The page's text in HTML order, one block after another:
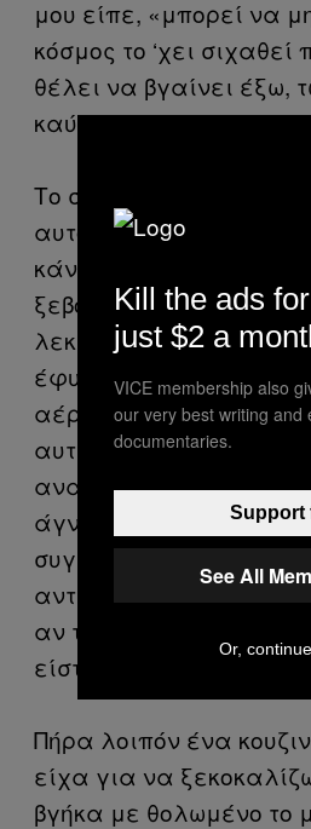
μου είπε, «μπορεί να
κόσμος το ‘χει σιχαθεί
θέλει να βγαίνει έξω,
καύσωνα τρέχουν όλοι
Το σιχάθηκε; Πότε
αυτός ο τεχνικός από
κάνει λάικ σε σέλφι
ξεβουλώνουν σιφώνια
λεκάνες; Μην
έφυγε, ένιωσα τον θυμό
αέρας και να πιέζει
αυτιά μου. Οργή με
αναισθησία του
άγνωστοι, αλλά οι φίλοι
συγγενείς; Τίποτα;
αντιδράσει στο μήνυμα
αν το είχα κάνει στ’
είστε; Θα σας δείξω
Πήρα λοιπόν ένα
είχα για να
βγήκα με θολωμένο το
Kill the ads for
just $2 a
VICE membership also
our very best writing and
documentaries.
Support
See All
Or,